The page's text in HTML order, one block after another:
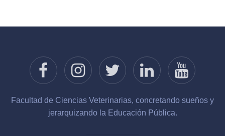
Facultad de Ciencias Veterinarias, concretando sueños y
jerarquizando la Educación Pública.